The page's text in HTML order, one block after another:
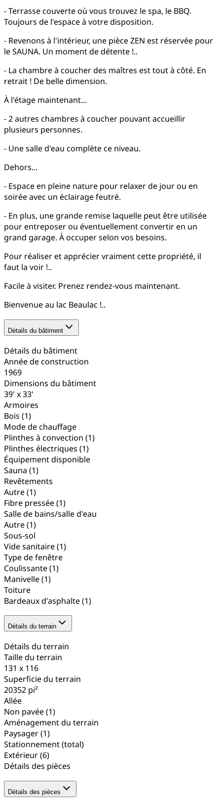
- Terrasse couverte où vous trouvez le spa, le BBQ.
Toujours de l'espace à votre disposition.
- Revenons à l'intérieur, une pièce ZEN est réservée pour
le SAUNA. Un moment de détente !..
- La chambre à coucher des maîtres est tout à côté. En
retrait ! De belle dimension.
À l'étage maintenant...
- 2 autres chambres à coucher pouvant accueillir
plusieurs personnes.
- Une salle d'eau complète ce niveau.
Dehors...
- Espace en pleine nature pour relaxer de jour ou en
soirée avec un éclairage feutré.
- En plus, une grande remise laquelle peut être utilisée
pour entreposer ou éventuellement convertir en un
grand garage. À occuper selon vos besoins.
Pour réaliser et apprécier vraiment cette propriété, il
faut la voir !..
Facile à visiter. Prenez rendez-vous maintenant.
Bienvenue au lac Beaulac !..
Détails du bâtiment
Détails du bâtiment
Année de construction
1969
Dimensions du bâtiment
39' x 33'
Armoires
Bois (1)
Mode de chauffage
Plinthes à convection (1)
Plinthes électriques (1)
Équipement disponible
Sauna (1)
Revêtements
Autre(1)
Fibre pressée(1)
Salle de bains/salle d'eau
Autre(1)
Sous-sol
Vide sanitaire(1)
Type de fenêtre
Coulissante(1)
Manivelle(1)
Toiture
Bardeaux d'asphalte(1)
Détails du terrain
Détails du terrain
Taille du terrain
131 x 116
Superficie du terrain
20352 pi²
Allée
Non pavée(1)
Aménagement du terrain
Paysager(1)
Stationnement (total)
Extérieur(6)
Détails des pièces
Détails des pièces